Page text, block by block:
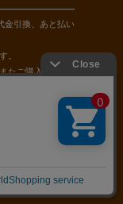
金引換、あと払い
。
たご購入金額に